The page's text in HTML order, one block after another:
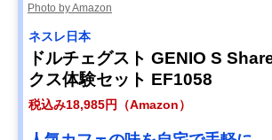
Photo by Amazon
ネスレ日本
ドルチェグスト GENIO S
クス体験セット EF1058
税込み18,985円（Amazon）